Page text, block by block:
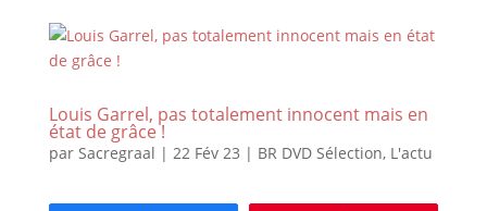
Louis Garrel, pas totalement innocent mais en
état de grâce !
par Sacregraal | 22 Fév 23 | BR DVD Sélection, L'actu